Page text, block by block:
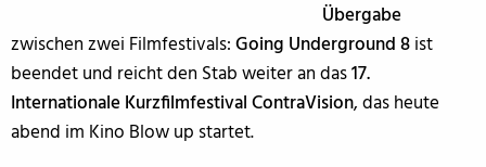
Übergabe
zwischen zwei Filmfestivals:Going Underground 8ist
beendet und reicht den Stab weiter an das17.
Internationale Kurzfilmfestival ContraVision, das heute
abend im Kino Blow up startet.